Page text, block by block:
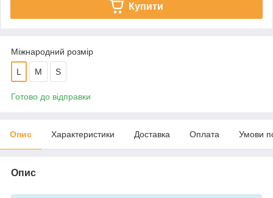
Купити
Міжнародний розмір
L M S
Готово до відправки
Опис Характеристики Доставка Оплата Умови
Опис